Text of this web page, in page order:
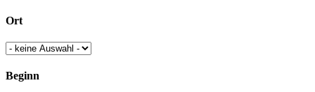
Ort
Beginn